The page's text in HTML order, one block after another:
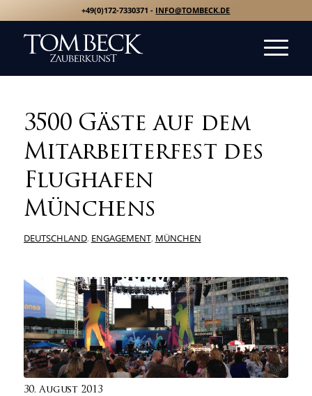
+49(0)172-7330371 - INFO@TOMBECK.DE
3500 Gäste auf dem
Mitarbeiterfest des
Flughafen
Münchens
DEUTSCHLAND, ENGAGEMENT, MÜNCHEN
30. August 2013